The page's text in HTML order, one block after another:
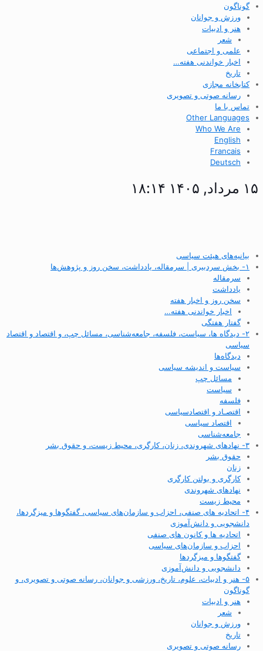
گوناگون
ورزش و جوانان
هنر و ادبیات
شعر
علمی و اجتماعی
اخبار خواندنی هفته…
تاریخ
کتابخانه مجازی
رسانه صوتی و تصویری
تماس با ما
Other Languages
Who We Are
English
Francais
Deutsch
۱۵ مرداد, ۱۴۰۵ ۱۸:۱۴
بیانیه‌های هیئت سیاسی
۱- بخش سردبیری | سرمقاله، یادداشت، سخن روز و پژوهش‌ها
سرمقاله
یادداشت
سخن روز و اخبار هفته
اخبار خواندنی هفته…
گفتار هفتگی
۲- دیدگاه ها، سیاست، فلسفه، جامعه‌شناسی، مسائل چپ، و اقتصاد و اقتصاد
سیاسی
دیدگاه‌ها
سیاست و اندیشه سیاسی
مسائل چپ
سیاست
فلسفه
اقتصـاد و اقتصاد‌سیاسی
اقتصاد سیاسی
جامعه‌شناسی
۳- نهادهای شهروندی، زنان، کارگری، محیط زیست، و حقوق بشر
حقوق بشر
زنان
کارگری و بولتن کارگری
نهادهای شهروندی
محیط زیست
۴- اتحادیه های صنفی، احزاب و سازمان‌های سیاسی، گفتگوها و میزگردها،
دانشجویی و دانش‌آموزی
اتحادیه ها و کانون های صنفی
احزاب و سازمان‌های سیاسی
گفتگوها و میزگردها
دانشجویی و دانش‌آموزی
۵- هنر و ادبیات، علوم، تاریخ، ورزشی و جوانان، رسانه صوتی و تصویری، و
گوناگون
هنر و ادبیات
شعر
ورزش و جوانان
تاریخ
رسانه صوتی و تصویری